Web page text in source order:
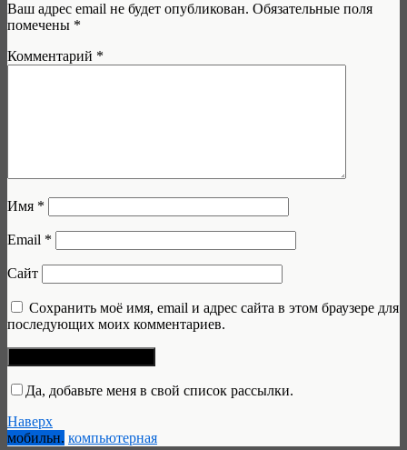
Ваш адрес email не будет опубликован. Обязательные поля
помечены *
Комментарий *
Имя *
Email *
Сайт
Сохранить моё имя, email и адрес сайта в этом браузере для
последующих моих комментариев.
Да, добавьте меня в свой список рассылки.
Наверх
мобильн. компьютерная